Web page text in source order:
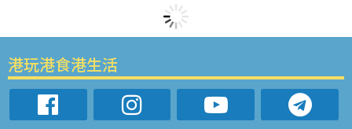
港玩港食港生活